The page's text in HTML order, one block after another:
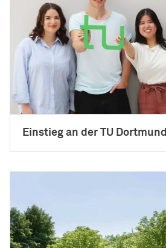
Einstieg an der TU Dortmund